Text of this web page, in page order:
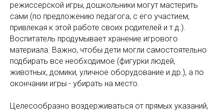
режиссерской игры, дошкольники могут мастерить
сами (по предложению педагога, с его участием,
привлекая к этой работе своих родителей и т.д.).
Воспитатель продумывает хранение игрового
материала. Важно, чтобы дети могли самостоятельно
подбирать все необходимое (фигурки людей,
животных, домики, уличное оборудование и др.), а по
окончании игры - убирать на место.
Целесообразно воздерживаться от прямых указаний,